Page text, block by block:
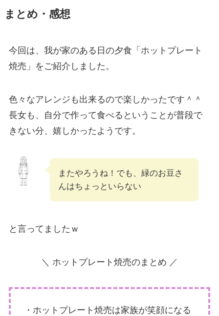
まとめ・感想
今回は、我が家のある日の夕食「ホットプレート
焼売」をご紹介しました。
色々なアレンジも出来るので楽しかったです＾＾
長女も、自分で作って食べるということが普段で
きない分、嬉しかったようです。
またやろうね！でも、緑のお豆さ
んはちょっといらない
と言ってましたｗ
＼ ホットプレート焼売のまとめ ／
・ホットプレート焼売は家族が笑顔になる